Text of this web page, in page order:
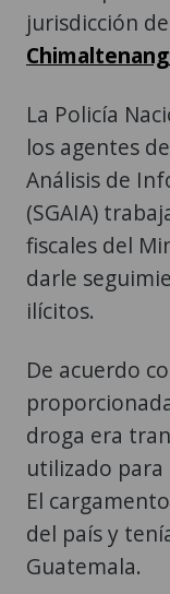
jurisdicción
La Policía
los agentes
Análisis de
(SGAIA)
fiscales del
darle
ilícitos.
De acuerdo
droga era
utilizado para
El
del país y
Guatemala.